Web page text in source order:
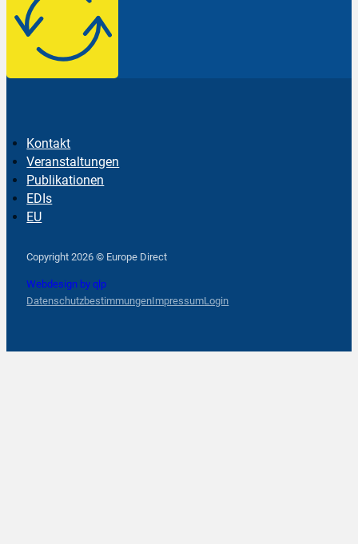
Kontakt
Veranstaltungen
Publikationen
EDIs
EU
Copyright 2026 © Europe Direct
Webdesign by qlp
DatenschutzbestimmungenImpressumLogin